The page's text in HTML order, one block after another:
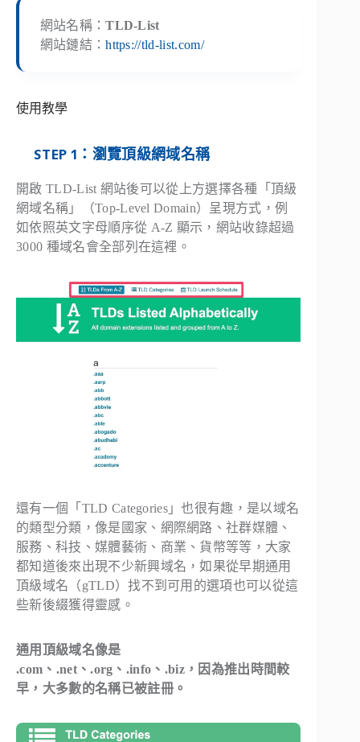
網站名稱：TLD-List
網站鏈結：https://tld-list.com/
使用教學
STEP 1：瀏覽頂級網域名稱
開啟 TLD-List 網站後可以從上方選擇各種「頂級
網域名稱」（Top-Level Domain）呈現方式，例
如依照英文字母順序從 A-Z 顯示，網站收錄超過
3000 種域名會全部列在這裡。
還有一個「TLD Categories」也很有趣，是以域名
的類型分類，像是國家、網際網路、社群媒體、
服務、科技、媒體藝術、商業、貨幣等等，大家
都知道後來出現不少新興域名，如果從早期通用
頂級域名（gTLD）找不到可用的選項也可以從這
些新後綴獲得靈感。
通用頂級域名像是
.com、.net、.org、.info、.biz，因為推出時間較
早，大多數的名稱已被註冊。